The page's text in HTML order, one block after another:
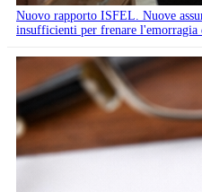
Nuovo rapporto ISFEL. Nuove
insufficienti per frenare l'emorragia